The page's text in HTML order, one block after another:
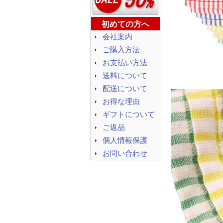
初めての方へ
会社案内
ご購入方法
お支払い方法
送料について
配送について
お得な理由
ギフトについて
ご返品
個人情報保護
お問い合わせ